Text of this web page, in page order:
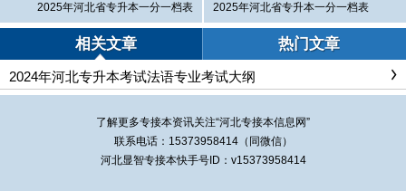
2025年河北省专升本一分一档表
（普通考生）-外语-俄语
2025年河北省专升本一分一档表
（普通考生）-外语-西班牙语
相关文章 热门文章
2024年河北专升本考试法语专业考试大纲
了解更多专接本资讯关注“河北专接本信息网”
联系电话：15373958414（同微信）
河北显智专接本快手号ID：v15373958414